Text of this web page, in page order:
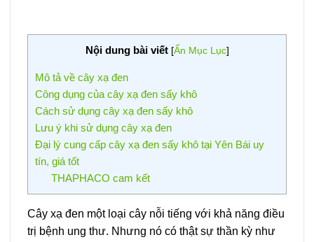
Nội dung bài viết [Ẩn Mục Lục]
Mô tả về cây xạ đen
Công dụng của cây xạ đen sấy khô
Cách sử dụng cây xạ đen sấy khô
Lưu ý khi sử dụng cây xạ đen
Đại lý cung cấp cây xạ đen sấy khô tại Yên Bái uy
tín, giá tốt
THAPHACO cam kết
Cây xạ đen một loại cây nỗi tiếng với khả năng điều
trị bệnh ung thư. Nhưng nó có thật sự thần kỳ như